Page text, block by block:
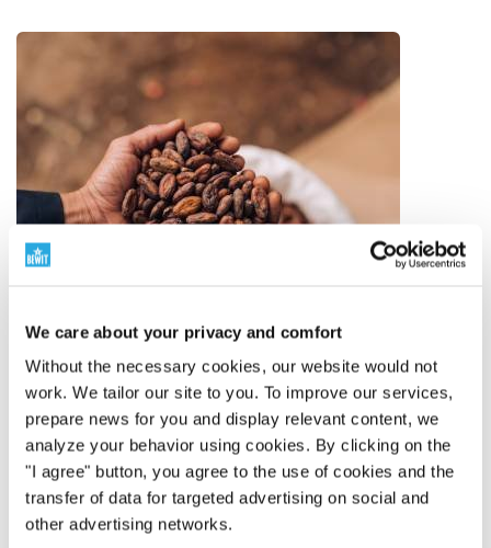
We care about your privacy and comfort
Without the necessary cookies, our website would not
work. We tailor our site to you. To improve our services,
prepare news for you and display relevant content, we
analyze your behavior using cookies. By clicking on the
"I agree" button, you agree to the use of cookies and the
transfer of data for targeted advertising on social and
other advertising networks.
Ingredientes de calidad